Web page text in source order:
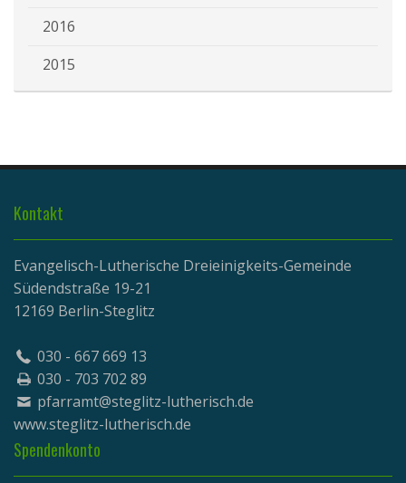
2016
2015
Kontakt
Evangelisch-Lutherische Dreieinigkeits-Gemeinde
Südendstraße 19-21
12169 Berlin-Steglitz
030 - 667 669 13
030 - 703 702 89
pfarramt@steglitz-lutherisch.de
www.steglitz-lutherisch.de
Spendenkonto